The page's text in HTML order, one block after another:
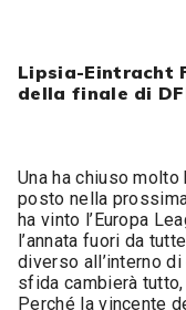
Lipsia-Eintracht
della finale di
Una ha chiuso molto
posto nella
ha vinto l’Europa
l’annata fuori da
diverso all’interno
sfida cambierà
Perché la vincente